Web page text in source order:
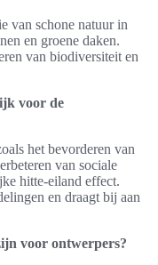
van schone natuur in
en groene daken.
van biodiversiteit en
voor de
het bevorderen van
van sociale
hitte-eiland effect.
en draagt bij aan
voor ontwerpers?